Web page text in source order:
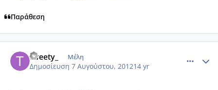
Παράθεση
tweety_ Μέλη
Δημοσίευση 7 Αυγούστου, 201214 yr